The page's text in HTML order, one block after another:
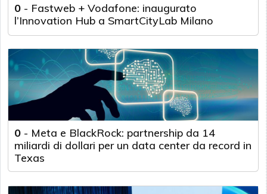
0 - Fastweb + Vodafone: inaugurato
l’Innovation Hub a SmartCityLab Milano
0 - Meta e BlackRock: partnership da 14
miliardi di dollari per un data center da record in
Texas